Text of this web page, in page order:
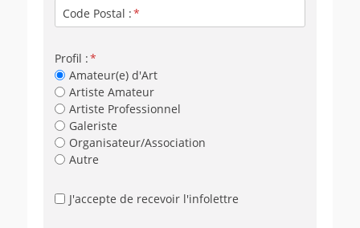
Code Postal :
Profil :
Amateur(e) d'Art
Artiste Amateur
Artiste Professionnel
Galeriste
Organisateur/Association
Autre
J'accepte de recevoir l'infolettre